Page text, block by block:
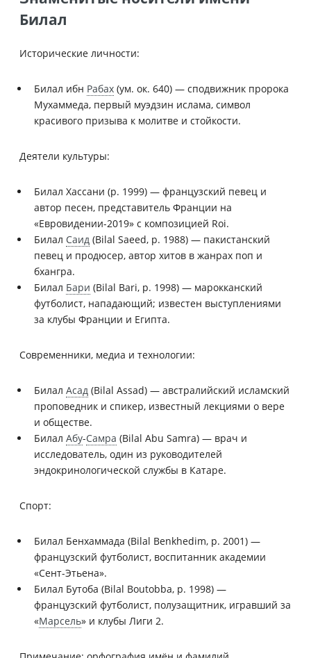
Билал
Исторические личности:
Билал ибн Рабах (ум. ок. 640) — сподвижник пророка
Мухаммеда, первый муэдзин ислама, символ
красивого призыва к молитве и стойкости.
Деятели культуры:
Билал Хассани (р. 1999) — французский певец и
автор песен, представитель Франции на
«Евровидении-2019» с композицией Roi.
Билал Саид (Bilal Saeed, р. 1988) — пакистанский
певец и продюсер, автор хитов в жанрах поп и
бхангра.
Билал Бари (Bilal Bari, р. 1998) — марокканский
футболист, нападающий; известен выступлениями
за клубы Франции и Египта.
Современники, медиа и технологии:
Билал Асад (Bilal Assad) — австралийский исламский
проповедник и спикер, известный лекциями о вере
и обществе.
Билал Абу-Самра (Bilal Abu Samra) — врач и
исследователь, один из руководителей
эндокринологической службы в Катаре.
Спорт:
Билал Бенхаммада (Bilal Benkhedim, р. 2001) —
французский футболист, воспитанник академии
«Сент-Этьена».
Билал Бутоба (Bilal Boutobba, р. 1998) —
французский футболист, полузащитник, игравший за
«Марсель» и клубы Лиги 2.